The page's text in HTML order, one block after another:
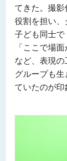
てきた。撮
役割を担い、
子ども同士で
「ここで場
など、表現
グループも
ていたのが印